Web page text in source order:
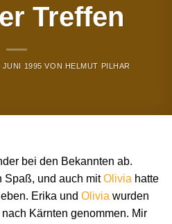
Treffen
JUNI 1995 VON HELMUT PILHAR
bei den Bekannten ab.
Spaß, und auch mitOlivia hatte
Erika und Olivia wurden
Kärnten genommen. Mir